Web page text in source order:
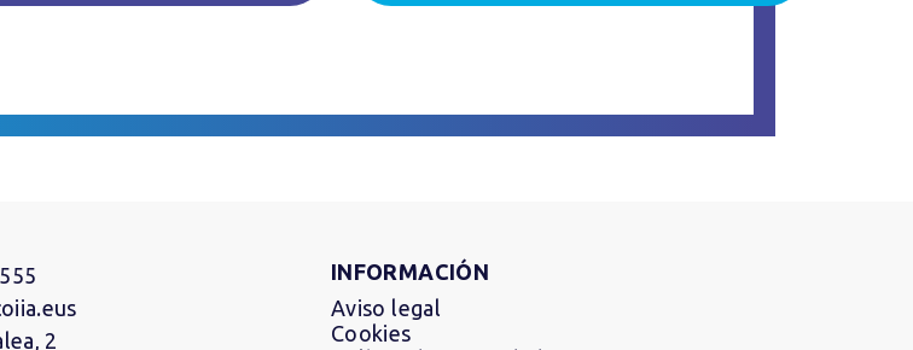
2
INFORMACIÓN
Aviso legal
Cookies